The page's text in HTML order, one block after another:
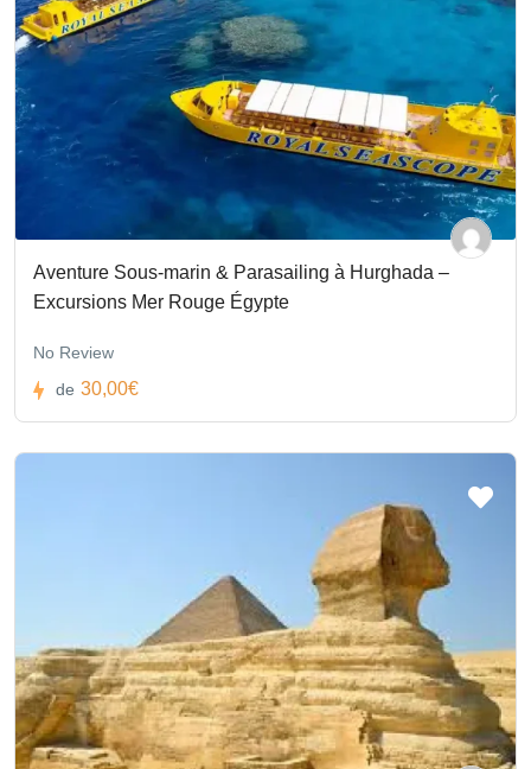
Aventure Sous-marin & Parasailing à Hurghada –
Excursions Mer Rouge Égypte
No Review
de 30,00€